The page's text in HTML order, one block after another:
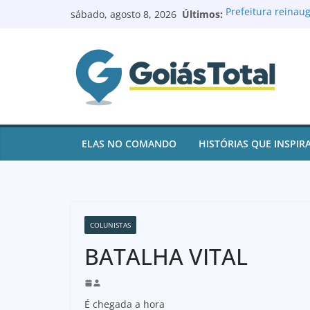
sábado, agosto 8, 2026 Últimos: Prefeitura
de contas e
juros
Goianésia
após ações de
Renovação no
Batista à Câmara
Logoterapeuta
e ajuda
ELAS NO COMANDO HISTÓRIAS QUE
COLUNISTAS
BATALHA VITAL
É chegada a hora